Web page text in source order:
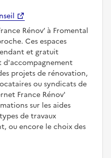
Rénov’ à Fromental
Ces espaces
et gratuit
projets de rénovation,
ou syndicats de
France Rénov'
sur les aides
de travaux
ou encore le choix des